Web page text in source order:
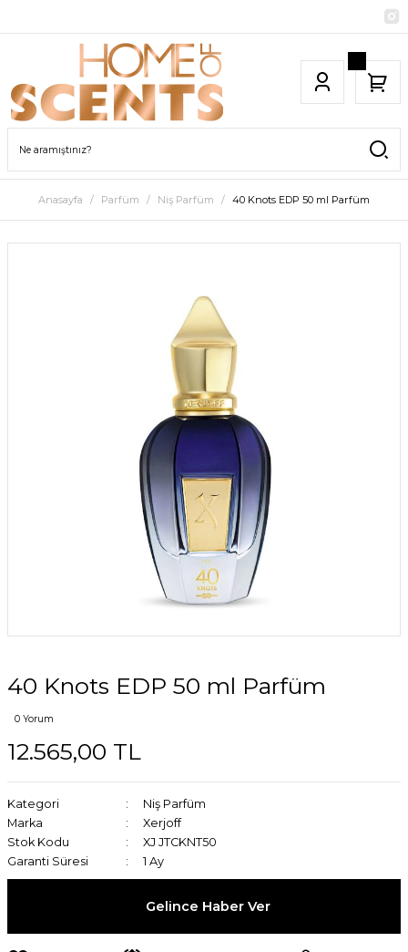
Anasayfa Parfüm Niş Parfüm 40 Knots EDP 50 ml Parfüm
40 Knots EDP 50 ml Parfüm
0 Yorum
12.565,00 TL
Kategori
Niş Parfüm
Marka
Xerjoff
Stok Kodu
XJ JTCKNT50
Garanti Süresi
1 Ay
Gelince Haber Ver